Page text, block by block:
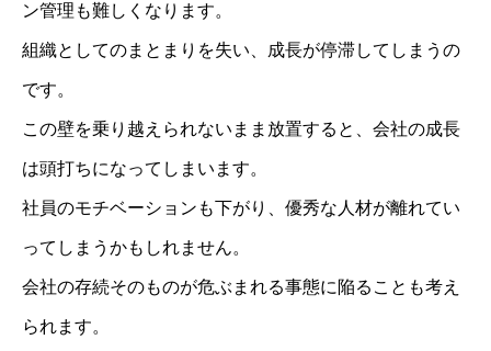
ン管理も難しくなります。
組織としてのまとまりを失い、成長が停滞してしまうの
です。
この壁を乗り越えられないまま放置すると、会社の成長
は頭打ちになってしまいます。
社員のモチベーションも下がり、優秀な人材が離れてい
ってしまうかもしれません。
会社の存続そのものが危ぶまれる事態に陥ることも考え
られます。